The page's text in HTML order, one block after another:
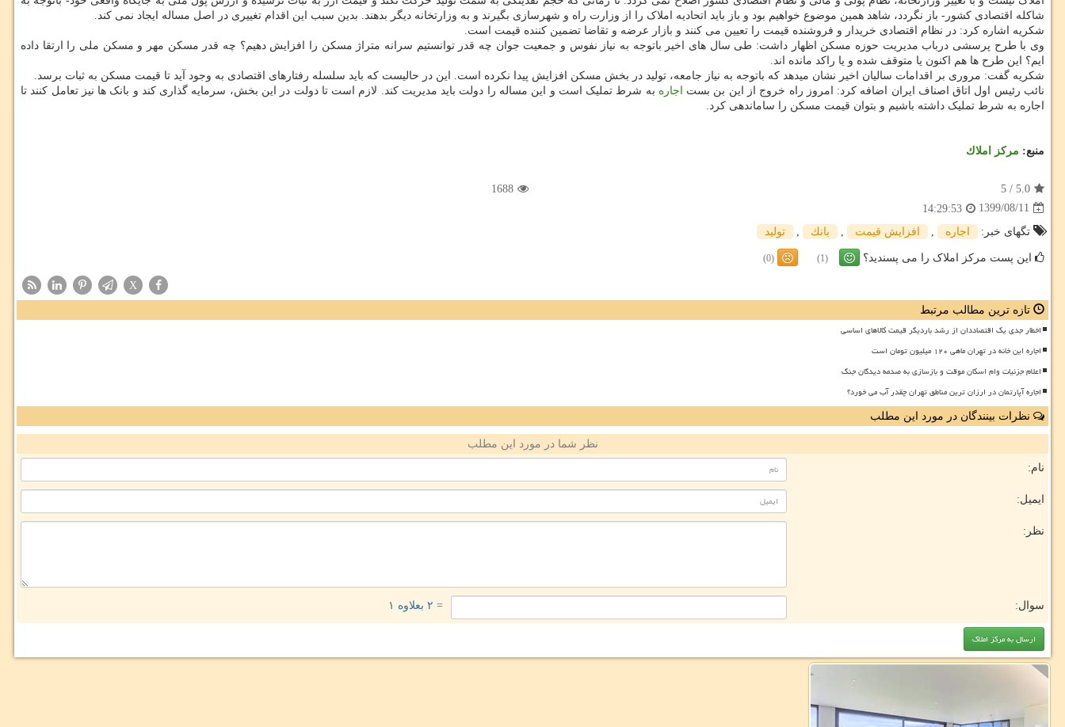
شاکله اقتصادی کشور- باز نگردد، شاهد همین موضوع خواهیم بود و باز باید اتحادیه املاک را از وزارت راه و شهرسازی بگیرند و به وزارتخانه دیگر بدهند. بدین سبب این اقدام تغییری در اصل مساله ایجاد نمی ‎کند.
شکریه اشاره کرد: در نظام اقتصادی خریدار و فروشنده قیمت را تعیین می کنند و بازار عرضه و تقاضا تضمین کننده قیمت است.
وی با طرح پرسشی درباب مدیریت حوزه مسکن اظهار داشت: طی سال های اخیر باتوجه به نیاز نفوس و جمعیت جوان چه قدر توانستیم سرانه متراژ مسکن را افزایش دهیم؟ چه قدر مسکن مهر و مسکن ملی را ارتقا داده
ایم؟ این طرح ها هم اکنون یا متوقف شده و یا راکد مانده اند.
شکریه گفت: مروری بر اقدامات سالیان اخیر نشان میدهد که باتوجه به نیاز جامعه، تولید در بخش مسکن افزایش پیدا نکرده است. این در حالیست که باید سلسله رفتارهای اقتصادی به وجود آید تا قیمت مسکن به ثبات برسد.
نائب رئیس اول اتاق اصناف ایران اضافه کرد: امروز راه خروج از این بن بست
اجاره به شرط تملیک است و این مساله را دولت باید مدیریت کند. لازم است تا دولت در این بخش، سرمایه گذاری کند و بانک ها نیز تعامل کنند تا
اجاره به شرط تملیک داشته باشیم و بتوان قیمت مسکن را ساماندهی کرد.
منبع: مركز املاك
5.0
/
5
1688
1399/08/11
14:29:53
تگهای خبر:
اجاره , افزایش قیمت , بانك , تولید
این پست مرکز املاک را می پسندید؟ (1)
(0)
X
تازه ترین مطالب مرتبط
اخطار جدی یک اقتصاددان از رشد باردیگر قیمت کالاهای اساسی
اجاره این خانه در تهران ماهی ۱۲۰ میلیون تومان است
اعلام جزئیات وام اسکان موقت و بازسازی به صدمه دیدگان جنگ
اجاره آپارتمان در ارزان ترین مناطق تهران چقدر آب می خورد؟
نظرات بینندگان در مورد این مطلب
نظر شما در مورد این مطلب
نام:
ایمیل:
نظر:
سوال: = ۲ بعلاوه ۱